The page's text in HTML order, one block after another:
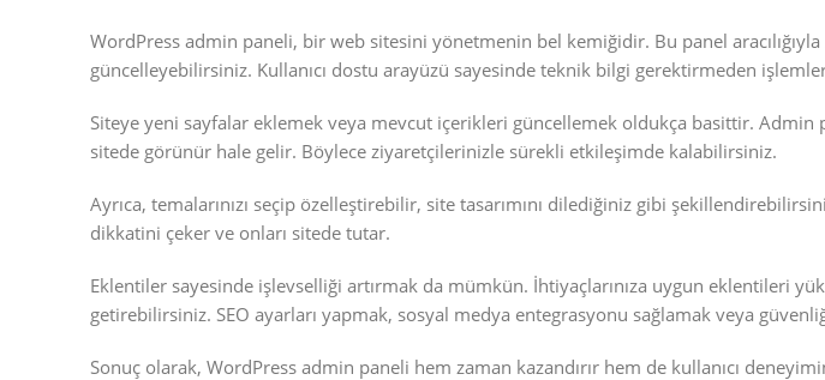
WordPress admin paneli, bir web sitesini yönetmenin bel kemiğidir. Bu panel
güncelleyebilirsiniz. Kullanıcı dostu arayüzü sayesinde teknik bilgi gerektirmeden
Siteye yeni sayfalar eklemek veya mevcut içerikleri güncellemek oldukça basittir. Admin
sitede görünür hale gelir. Böylece ziyaretçilerinizle sürekli etkileşimde kalabilirsiniz.
Ayrıca, temalarınızı seçip özelleştirebilir, site tasarımını dilediğiniz gibi
dikkatini çeker ve onları sitede tutar.
Eklentiler sayesinde işlevselliği artırmak da mümkün. İhtiyaçlarınıza uygun eklentileri
getirebilirsiniz. SEO ayarları yapmak, sosyal medya entegrasyonu sağlamak veya
Sonuç olarak, WordPress admin paneli hem zaman kazandırır hem de kullanıcı